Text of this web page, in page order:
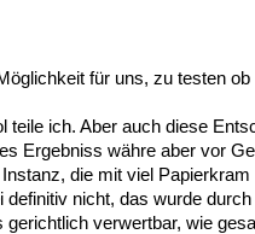
für uns, zu testen
teile ich. Aber auch diese
Ergebniss währe aber vor
die mit viel
nicht, das wurde
verwertbar, wie